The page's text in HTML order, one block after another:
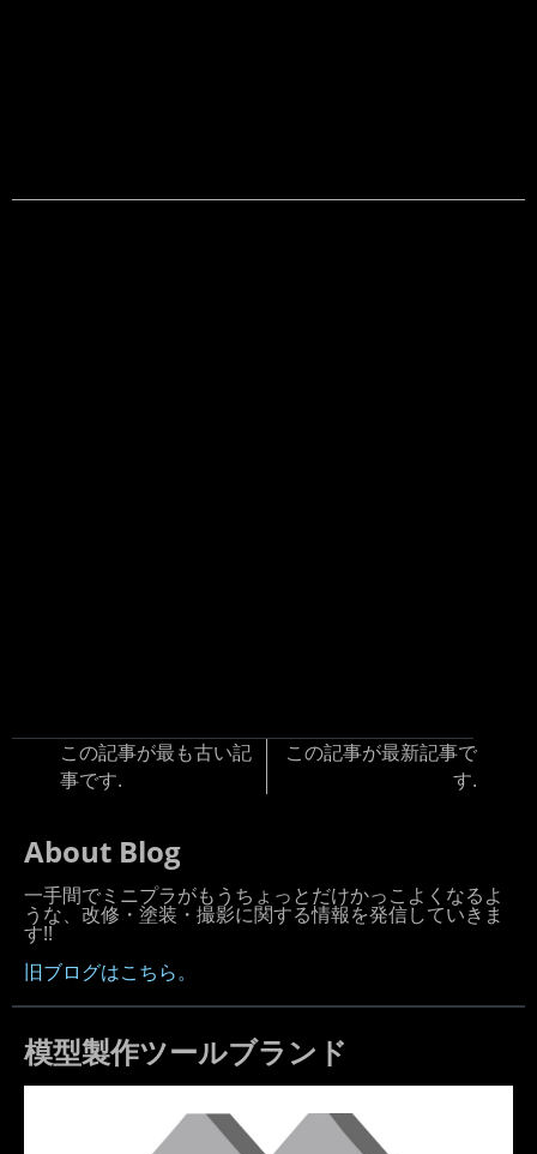
この記事が最も古い記
事です.
この記事が最新記事で
す.
About Blog
一手間でミニプラがもうちょっとだけかっこよくなるよ
うな、改修・塗装・撮影に関する情報を発信していきま
す!!
旧ブログはこちら。
模型製作ツールブランド